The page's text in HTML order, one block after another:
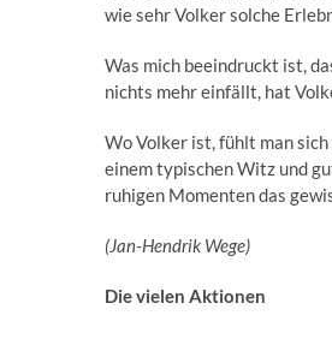
wie sehr Volker solche
Was mich beeindruckt ist,
nichts mehr einfällt, hat
Wo Volker ist, fühlt man
einem typischen Witz und
ruhigen Momenten das
(Jan-Hendrik Wege)
Die vielen Aktionen